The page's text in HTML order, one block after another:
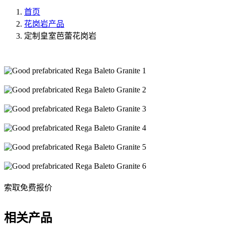
首页
花岗岩产品
定制皇室芭蕾花岗岩
索取免费报价
相关产品